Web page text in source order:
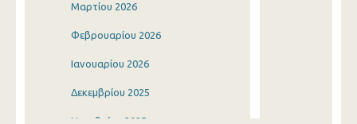
Μαρτίου 2026
Φεβρουαρίου 2026
Ιανουαρίου 2026
Δεκεμβρίου 2025
Νοεμβρίου 2025